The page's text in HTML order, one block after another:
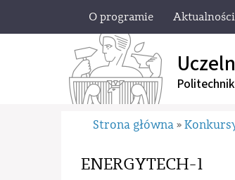
O programie Aktualności
Strona główna »
ENERGYTECH-1